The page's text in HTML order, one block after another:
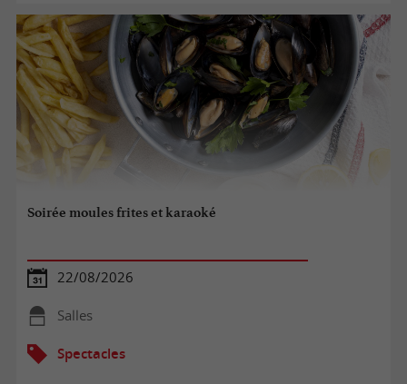
Soirée moules frites et karaoké
22/08/2026
Salles
Spectacles